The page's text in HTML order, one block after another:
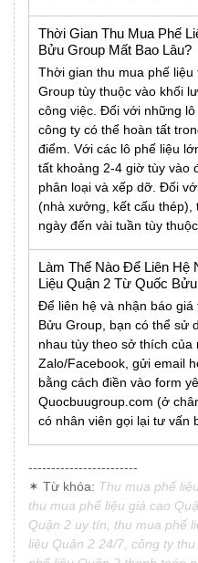
Thời Gian Thu Mua Phế
Bửu Group Mất Bao Lâu?
Thời gian thu mua phế
Group tùy thuộc vào khối
công việc. Đối với những
công ty có thể hoàn tất
điểm. Với các lô phế liệu
tất khoảng 2-4 giờ tùy vào
phân loại và xếp dỡ. Đối
(nhà xưởng, kết cấu thép),
ngày đến vài tuần tùy
Làm Thế Nào Để Liên Hệ
Liệu Quận 2 Từ Quốc
Để liên hệ và nhận báo
Bửu Group, bạn có thể sử
nhau tùy theo sở thích
Zalo/Facebook, gửi email
bằng cách điền vào form
Quocbuugroup.com (ở
có nhân viên gọi lại tư vấn
------------------------
✶ Từ khóa: Thu mua phế
thu mua phế liệu giá cao
Quận 2 uy tín, thu mua phế
liệu Quận 2 24/7, công ty